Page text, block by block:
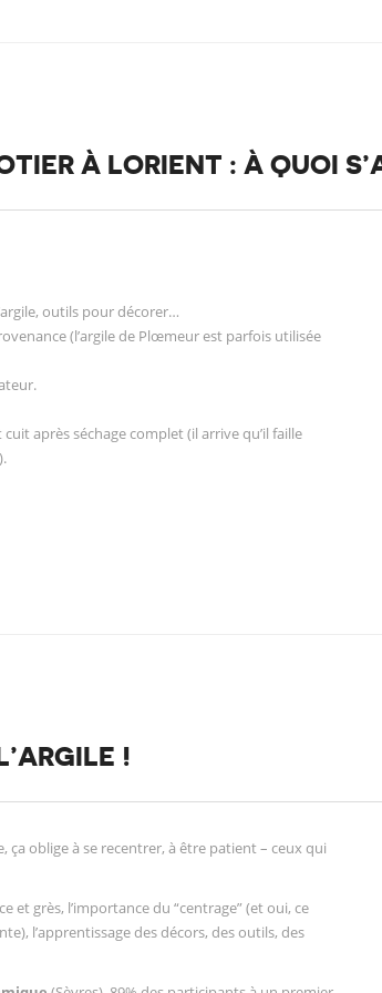
À LORIENT : À QUOI
outils pour décorer…
(l’argile de Plœmeur est parfois utilisée
après séchage complet (il arrive qu’il faille
!
oblige à se recentrer, à être patient – ceux qui
et grès, l’importance du “centrage” (et oui, ce
l’apprentissage des décors, des outils, des